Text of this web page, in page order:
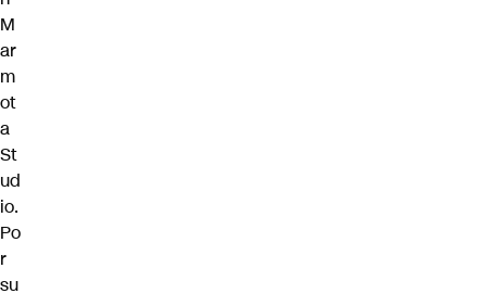
M
ar
m
ot
a
St
ud
io.
Po
r
su